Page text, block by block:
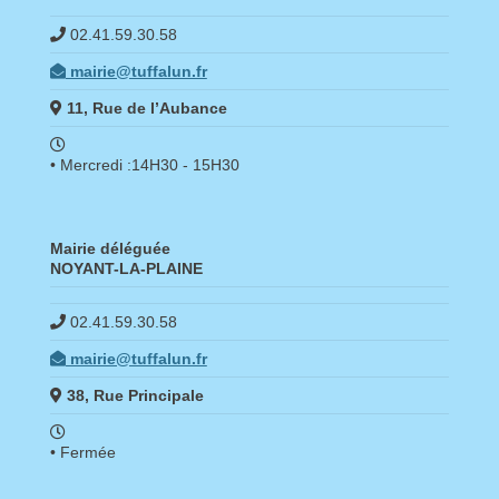
02.41.59.30.58
mairie@tuffalun.fr
11, Rue de l’Aubance
• Mercredi :14H30 - 15H30
Mairie déléguée
NOYANT-LA-PLAINE
02.41.59.30.58
mairie@tuffalun.fr
38, Rue Principale
• Fermée